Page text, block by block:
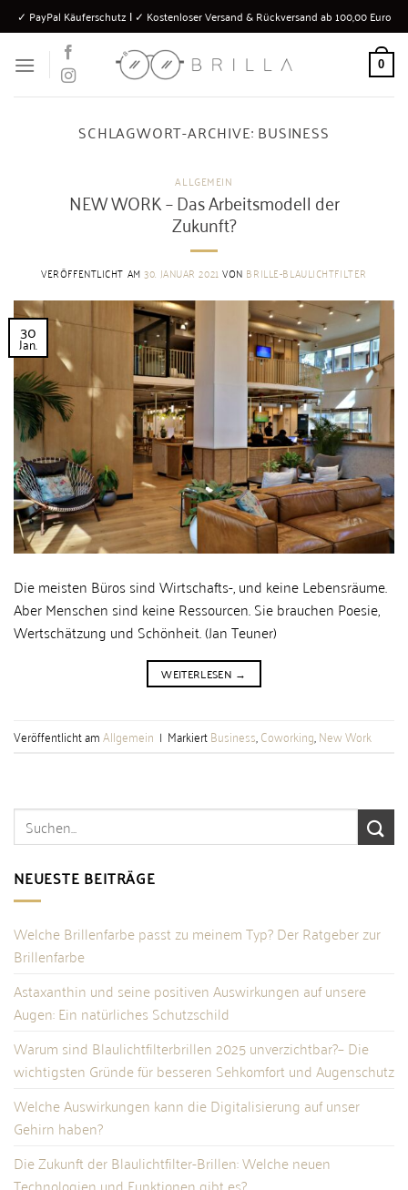
Zum
Inhalt
springen
✓ PayPal Käuferschutz Ι ✓ Kostenloser Versand & Rückversand ab 100,00 Euro
0
SCHLAGWORT-ARCHIVE: BUSINESS
ALLGEMEIN
NEW WORK – Das Arbeitsmodell der
Zukunft?
VERÖFFENTLICHT AM30. JANUAR 2021 VON BRILLE-BLAULICHTFILTER
30
Jan.
Die meisten Büros sind Wirtschafts-, und keine Lebensräume.
Aber Menschen sind keine Ressourcen. Sie brauchen Poesie,
Wertschätzung und Schönheit. (Jan Teuner)
WEITERLESEN →
Veröffentlicht amAllgemein | MarkiertBusiness,Coworking,New Work
NEUESTE BEITRÄGE
Welche Brillenfarbe passt zu meinem Typ? Der Ratgeber zur
Brillenfarbe
Astaxanthin und seine positiven Auswirkungen auf unsere
Augen: Ein natürliches Schutzschild
Warum sind Blaulichtfilterbrillen 2025 unverzichtbar?– Die
wichtigsten Gründe für besseren Sehkomfort und Augenschutz
Welche Auswirkungen kann die Digitalisierung auf unser
Gehirn haben?
Die Zukunft der Blaulichtfilter-Brillen: Welche neuen